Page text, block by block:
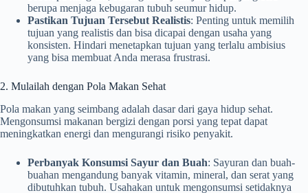
berupa menjaga kebugaran tubuh seumur hidup.
Pastikan Tujuan Tersebut Realistis: Penting untuk memilih
tujuan yang realistis dan bisa dicapai dengan usaha yang
konsisten. Hindari menetapkan tujuan yang terlalu ambisius
yang bisa membuat Anda merasa frustrasi.
2. Mulailah dengan Pola Makan Sehat
Pola makan yang seimbang adalah dasar dari gaya hidup sehat.
Mengonsumsi makanan bergizi dengan porsi yang tepat dapat
meningkatkan energi dan mengurangi risiko penyakit.
Perbanyak Konsumsi Sayur dan Buah: Sayuran dan buah-
buahan mengandung banyak vitamin, mineral, dan serat yang
dibutuhkan tubuh. Usahakan untuk mengonsumsi setidaknya